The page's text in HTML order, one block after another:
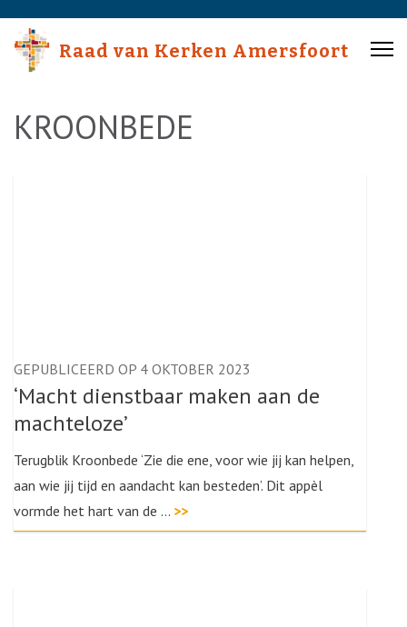
content
Enter)
Raad van Kerken Amersfoort
KROONBEDE
GEPUBLICEERD OP 4 OKTOBER 2023
‘Macht dienstbaar maken aan de
machteloze’
Terugblik Kroonbede ‘Zie die ene, voor wie jij kan helpen,
aan wie jij tijd en aandacht kan besteden’. Dit appèl
vormde het hart van de … >>